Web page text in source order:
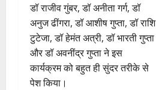
डॉ राजीव गुंबर, डॉ अनीता गर्ग, डॉ
अनुज ढींगरा, डॉ आशीष गुप्ता, डॉ राशि
टुटेजा, डॉ हेमंत अत्री, डॉ भारती गुप्ता
और डॉ अवनींद्र गुप्ता ने इस
कार्यक्रम को बहुत ही सुंदर तरीके से
पेश किया।